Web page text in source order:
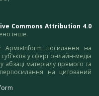
Commons Attribution 4.0
інше.
АрміяInform посилання на
у сфері онлайн-медіа
матеріалу прямого та
на цитований